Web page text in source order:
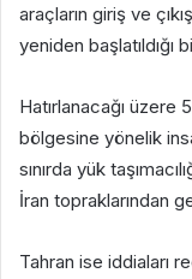
araçların giriş ve
yeniden başlatıldığı
Hatırlanacağı üzere
bölgesine yönelik
sınırda yük
İran topraklarından
Tahran ise iddiaları